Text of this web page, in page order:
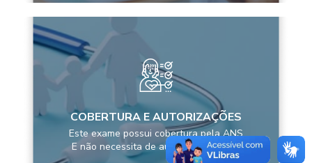
COBERTURA E AUTORIZAÇÕES
Este exame possui cobertura pela ANS
E não necessita de autorização prévia